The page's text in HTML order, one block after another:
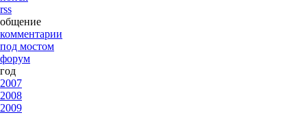
rss
общение
комментарии
под мостом
форум
год
2007
2008
2009